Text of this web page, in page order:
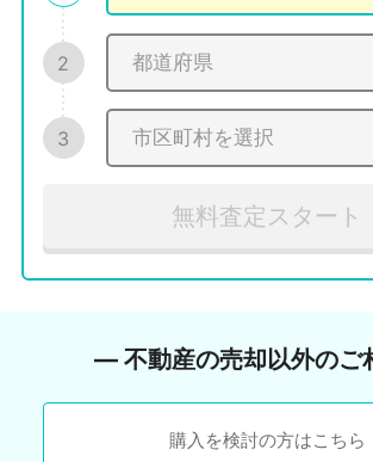
2
3
無料査定スタート
― 不動産の売却以外の
購入を検討の方はこちら